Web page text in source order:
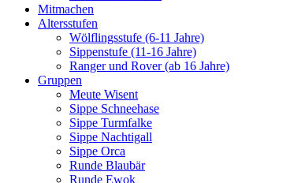
Mitmachen
Altersstufen
Wölflingsstufe (6-11 Jahre)
Sippenstufe (11-16 Jahre)
Ranger und Rover (ab 16 Jahre)
Gruppen
Meute Wisent
Sippe Schneehase
Sippe Turmfalke
Sippe Nachtigall
Sippe Orca
Runde Blaubär
Runde Ewok